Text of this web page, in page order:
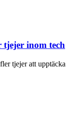
tjejer inom tech
tjejer att upptäcka